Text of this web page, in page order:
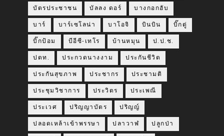
บัตรประชาชน บัลลง ดอร์ บางกอกฮับ
บาร์ บาร์เซโลน่า บาโอจิ บินบิน บิ๊กตู่
บิ๊กป้อม บีอีซี-เทโร บ้านหมุน ป.ป.ช.
ปตท. ประกวดนางงาม ประกันชีวิต
ประกันสุขภาพ ประชากร ประชามติ
ประชุมวิชาการ ประวิตร ประเพณี
ประเวศ ปริญญาบัตร ปริญญ์
ปลอดเหล้าเข้าพรรษา ปลาวาฬ ปลูกป่า